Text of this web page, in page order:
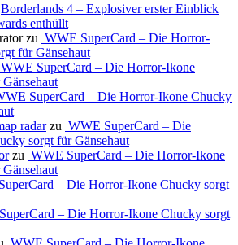
Borderlands 4 – Explosiver erster Einblick
enthüllt
zu WWE SuperCard – Die Horror-
für Gänsehaut
WWE SuperCard – Die Horror-Ikone
SuperCard – Die Horror-Ikone Chucky
radarzu WWE SuperCard – Die
sorgt für Gänsehaut
zu WWE SuperCard – Die Horror-Ikone
– Die Horror-Ikone Chucky sorgt
– Die Horror-Ikone Chucky sorgt